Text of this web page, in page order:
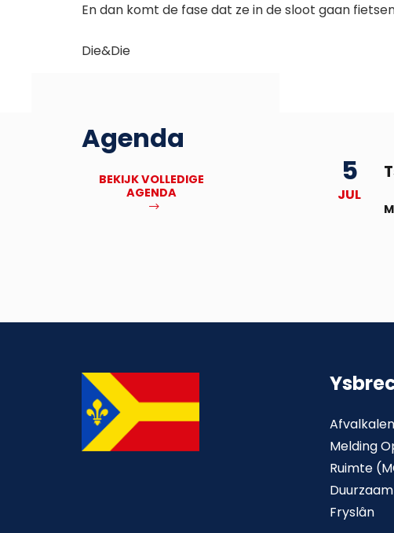
En dan komt de fase dat ze in de sloot gaan
Die&Die
Agenda
BEKIJK VOLLEDIGE
AGENDA
Deadline Bronbankpraet 5
JUL
Melding
Ruimte
Fryslân